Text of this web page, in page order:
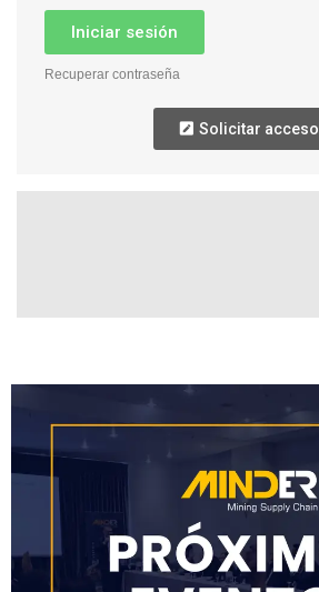
Iniciar sesión
Recuperar contraseña
Solicitar acceso